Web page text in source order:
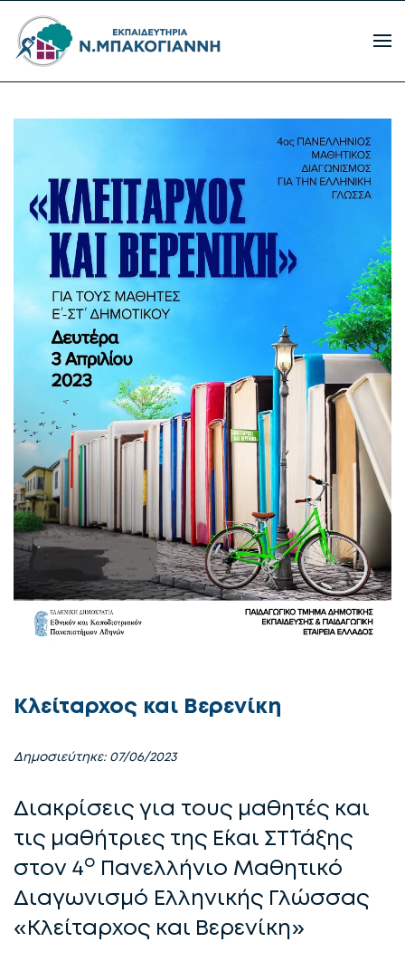
Κλείταρχος και Βερενίκη
Δημοσιεύτηκε: 07/06/2023
Διακρίσεις για τους μαθητές και
τις μαθήτριες της Ε΄και ΣΤ΄Τάξης
στον 4ο Πανελλήνιο Μαθητικό
Διαγωνισμό Ελληνικής Γλώσσας
«Κλείταρχος και Βερενίκη»